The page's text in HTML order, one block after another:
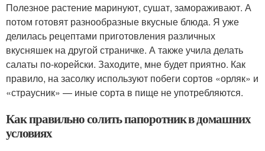
Полезное растение маринуют, сушат, замораживают. А
потом готовят разнообразные вкусные блюда. Я уже
делилась рецептами приготовления различных
вкусняшек на другой страничке. А также учила делать
салаты по-корейски. Заходите, мне будет приятно. Как
правило, на засолку используют побеги сортов «орляк» и
«страусник» — иные сорта в пище не употребляются.
Как правильно солить папоротник в домашних
условиях